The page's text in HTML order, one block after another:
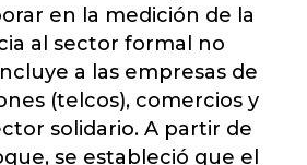
en la medición de la
al sector formal no
a las empresas de
(telcos), comercios y
solidario. A partir de
se estableció que el